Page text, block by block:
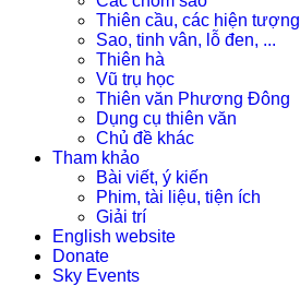
Thiên cầu, các hiện tượng
Sao, tinh vân, lỗ đen, ...
Thiên hà
Vũ trụ học
Thiên văn Phương Đông
Dụng cụ thiên văn
Chủ đề khác
Tham khảo
Bài viết, ý kiến
Phim, tài liệu, tiện ích
Giải trí
English website
Donate
Sky Events